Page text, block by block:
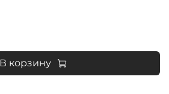
В корзину